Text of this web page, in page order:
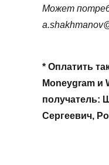
Может
* Оплатить
Moneygram и
получатель:
Сергеевич,